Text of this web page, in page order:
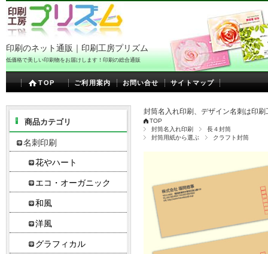
印刷のネット通販｜印刷工房プリズム
低価格で美しい印刷物をお届けします！印刷の総合通販
TOP ご利用案内 お問い合せ サイトマップ
封筒名入れ印刷、デザイン名刺は印
TOP
封筒名入れ印刷
長４封筒
封筒用紙から選ぶ
クラフト封筒
商品カテゴリ
名刺印刷
花やハート
エコ・オーガニック
和風
洋風
グラフィカル